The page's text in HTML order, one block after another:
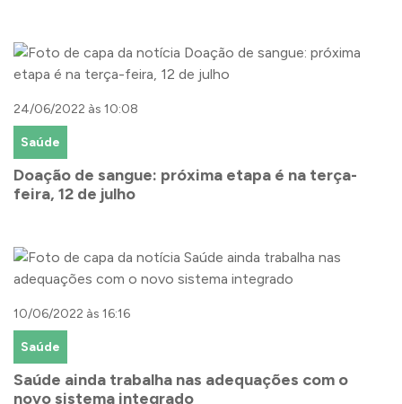
24/06/2022 às 10:08
Saúde
Doação de sangue: próxima etapa é na terça-
feira, 12 de julho
10/06/2022 às 16:16
Saúde
Saúde ainda trabalha nas adequações com o
novo sistema integrado